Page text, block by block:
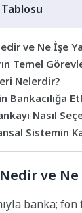
ve Ne İşe
Temel
Nelerdir?
Bankacılığa
Nasıl
Sistemin
ve Ne
banka;